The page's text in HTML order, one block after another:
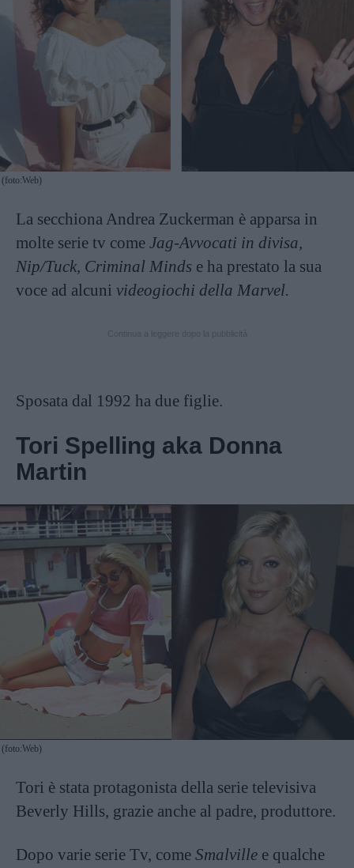
(foto:Web)
La secchiona Andrea Zuckerman è apparsa in
molte serie tv come Jag-Avvocati in divisa,
Nip/Tuck, Criminal Minds e ha prestato la sua
voce ad alcuni videogiochi della Marvel.
Sposata dal 1992 ha due figlie.
Tori Spelling aka Donna
Martin
(foto:Web)
Tori è stata protagonista della serie televisiva
Beverly Hills, grazie anche al padre, produttore.
Dopo varie serie Tv, come Smalville e qualche